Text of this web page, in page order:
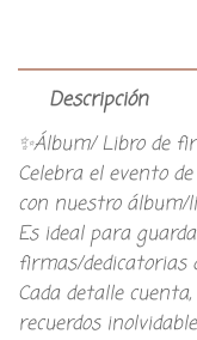
Descripción
✨Álbum/ Libro de
Celebra el evento
con nuestro álbum/
Es ideal para
firmas/dedicatorias
Cada detalle
recuerdos